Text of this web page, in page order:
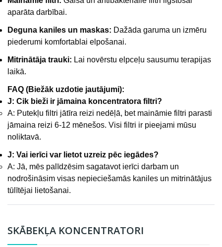
SKĀBEKĻA KONCENTRATORI
aparāta darbībai.
Deguna kaniles un maskas: Dažāda garuma un izmēru
piederumi komfortablai elpošanai.
Mitrinātāja trauki: Lai novērstu elpceļu sausumu terapijas
laikā.
FAQ (Biežāk uzdotie jautājumi):
J: Cik bieži ir jāmaina koncentratora filtri?
A: Putekļu filtri jātīra reizi nedēļā, bet maināmie filtri parasti
jāmaina reizi 6-12 mēnešos. Visi filtri ir pieejami mūsu
noliktavā.
J: Vai ierīci var lietot uzreiz pēc iegādes?
A: Jā, mēs palīdzēsim sagatavot ierīci darbam un
nodrošināsim visas nepieciešamās kaniles un mitrinātājus
tūlītējai lietošanai.